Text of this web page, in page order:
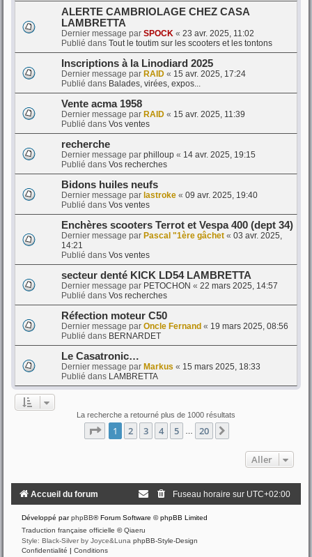
ALERTE CAMBRIOLAGE CHEZ CASA
LAMBRETTA
Dernier message par SPOCK « 23 avr. 2025, 11:02
Publié dans Tout le toutim sur les scooters et les tontons
Inscriptions à la Linodiard 2025
Dernier message par RAID « 15 avr. 2025, 17:24
Publié dans Balades, virées, expos...
Vente acma 1958
Dernier message par RAID « 15 avr. 2025, 11:39
Publié dans Vos ventes
recherche
Dernier message par philloup « 14 avr. 2025, 19:15
Publié dans Vos recherches
Bidons huiles neufs
Dernier message par lastroke « 09 avr. 2025, 19:40
Publié dans Vos ventes
Enchères scooters Terrot et Vespa 400 (dept 34)
Dernier message par Pascal "1ère gâchet « 03 avr. 2025,
14:21
Publié dans Vos ventes
secteur denté KICK LD54 LAMBRETTA
Dernier message par PETOCHON « 22 mars 2025, 14:57
Publié dans Vos recherches
Réfection moteur C50
Dernier message par Oncle Fernand « 19 mars 2025, 08:56
Publié dans BERNARDET
Le Casatronic…
Dernier message par Markus « 15 mars 2025, 18:33
Publié dans LAMBRETTA
La recherche a retourné plus de 1000 résultats
Page 1sur20
1 2 3 4 5 20
Aller
Accueil du forum Fuseau horaire sur UTC+02:00
Développé parphpBB® Forum Software © phpBB Limited
Traduction française officielle ©Qiaeru
Style: Black-Silver by Joyce&Luna phpBB-Style-Design
Confidentialité | Conditions